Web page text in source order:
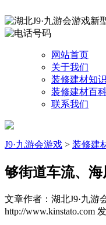
网站首页
关于我们
装修建材知识
装修建材百
联系我们
J9·九游会游戏 > 装修建
够街道车流、海
文章作者：湖北J9·九游
http://www.kinstato.com